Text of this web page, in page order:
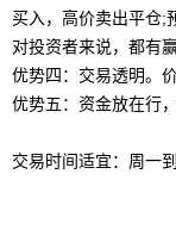
买入，高价卖出平仓;
对投资者来说，都有
优势四：交易透明。
优势五：资金放在行
交易时间适宜：周一
上午 9；
下午13：